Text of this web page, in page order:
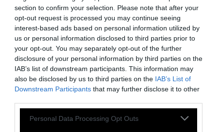
section to confirm your selection. Please note that after your
opt-out request is processed you may continue seeing
interest-based ads based on personal information utilized by
us or personal information disclosed to third parties prior to
your opt-out. You may separately opt-out of the further
disclosure of your personal information by third parties on the
IAB’s list of downstream participants. This information may
also be disclosed by us to third parties on the IAB’s List of
Downstream Participants that may further disclose it to other
Personal Data Processing Opt Outs
VISUALISM
ΓΚΑΛΕΡΙ: Η Ημέρα του Βούδα
Ένα φωτο-άλμπουμ από το Βέσακ, τη Ημέρα